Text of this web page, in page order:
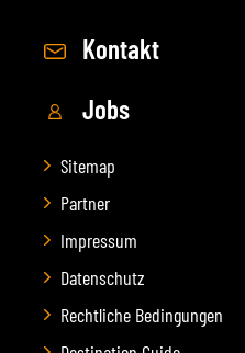
Kontakt
Jobs
Sitemap
Partner
Impressum
Datenschutz
Rechtliche Bedingungen